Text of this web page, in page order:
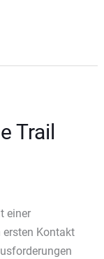
Trail
einer
ersten Kontakt